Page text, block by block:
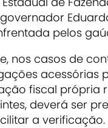
pelos
nos casos de
acessórias
fiscal própria
deverá ser
a verificação.